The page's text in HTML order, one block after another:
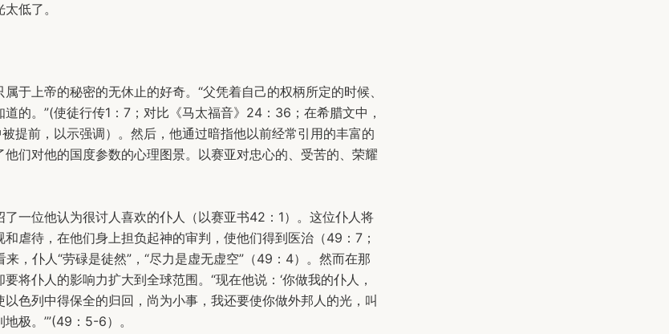
低了。
于上帝的秘密的无休止的好奇。“父凭着自己的权柄所定的时候、
的。”(使徒行传1：7；对比《马太福音》24：36；在希腊文中，
被提前，以示强调）。然后，他通过暗指他以前经常引用的丰富的
他们对他的国度参数的心理图景。以赛亚对忠心的、受苦的、荣耀
了一位他认为很讨人喜欢的仆人（以赛亚书42：1）。这位仆人将
虐待，在他们身上担负起神的审判，使他们得到医治（49：7；
，仆人“劳碌是徒然”，“尽力是虚无虚空”（49：4）。然而在那
将仆人的影响力扩大到全球范围。“现在他说：‘你做我的仆人，
色列中得保全的归回，尚为小事，我还要使你做外邦人的光，叫
极。’”(49：5-6）。